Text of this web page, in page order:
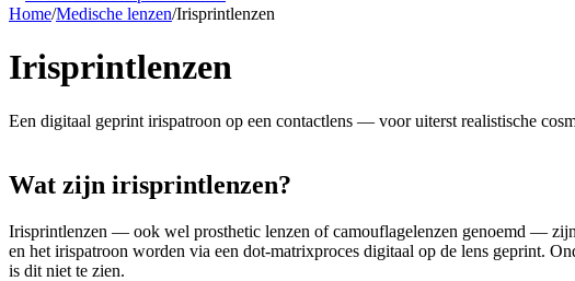
Home/Medische lenzen/Irisprintlenzen
Irisprintlenzen
Een digitaal geprint irispatroon op een contactlens — voor uiterst realistische
Wat zijn irisprintlenzen?
Irisprintlenzen — ook wel prosthetic lenzen of camouflagelenzen genoemd —
en het irispatroon worden via een dot-matrixproces digitaal op de lens geprint.
is dit niet te zien.